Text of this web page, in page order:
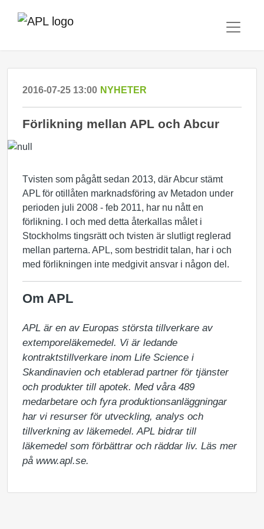
2016-07-25 13:00 NYHETER
Förlikning mellan APL och Abcur
Tvisten som pågått sedan 2013, där Abcur stämt
APL för otillåten marknadsföring av Metadon under
perioden juli 2008 - feb 2011, har nu nått en
förlikning. I och med detta återkallas målet i
Stockholms tingsrätt och tvisten är slutligt reglerad
mellan parterna. APL, som bestridit talan, har i och
med förlikningen inte medgivit ansvar i någon del.
Om APL
APL är en av Europas största tillverkare av
extemporeläkemedel. Vi är ledande
kontraktstillverkare inom Life Science i
Skandinavien och etablerad partner för tjänster
och produkter till apotek. Med våra 489
medarbetare och fyra produktionsanläggningar
har vi resurser för utveckling, analys och
tillverkning av läkemedel. APL bidrar till
läkemedel som förbättrar och räddar liv. Läs mer
på www.apl.se.